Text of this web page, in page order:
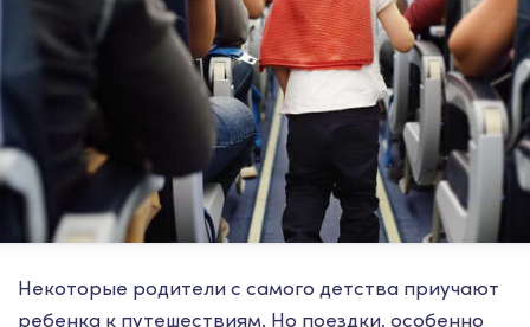
Некоторые родители с самого детства приучают
ребенка к путешествиям. Но поездки, особенно